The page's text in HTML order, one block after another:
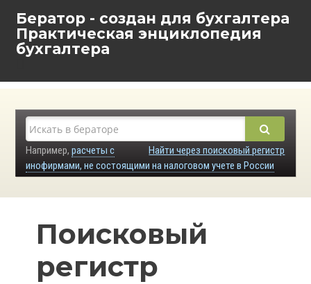
Бератор - создан для бухгалтера
Практическая энциклопедия
бухгалтера
Найти через поисковый регистр
Например, расчеты с
инофирмами, не состоящими на налоговом учете в России
Поисковый
регистр